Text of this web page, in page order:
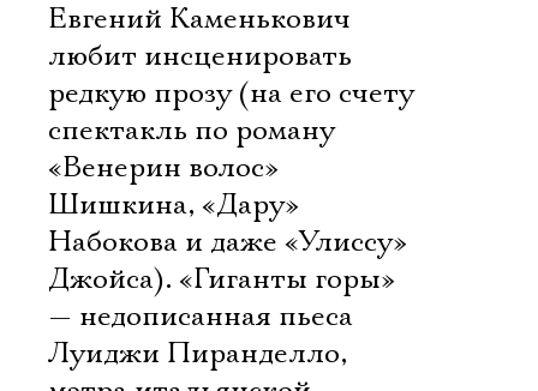
Евгений Каменькович
любит инсценировать
редкую прозу (на его счету
спектакль по роману
«Венерин волос»
Шишкина, «Дару»
Набокова и даже «Улиссу»
Джойса). «Гиганты горы»
— недописанная пьеса
Луиджи Пиранделло,